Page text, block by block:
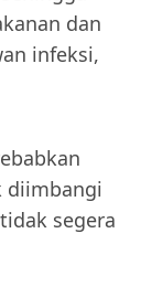
dan
infeksi,
diimbangi
segera